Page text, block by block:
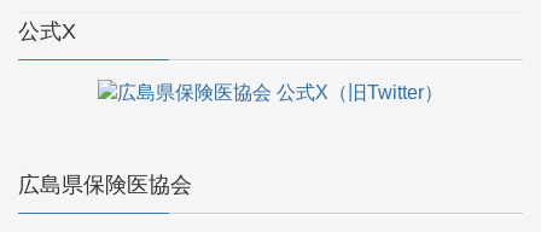
公式X
広島県保険医協会